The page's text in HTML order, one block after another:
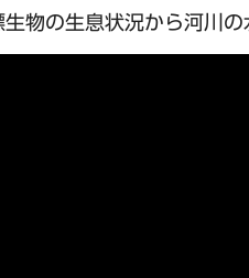
物の生息状況から河川の